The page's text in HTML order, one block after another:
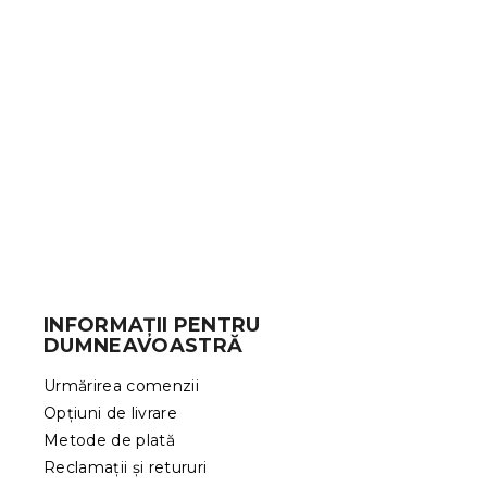
INFORMAȚII PENTRU
DUMNEAVOASTRĂ
Urmărirea comenzii
Opțiuni de livrare
Metode de plată
Reclamații și retururi